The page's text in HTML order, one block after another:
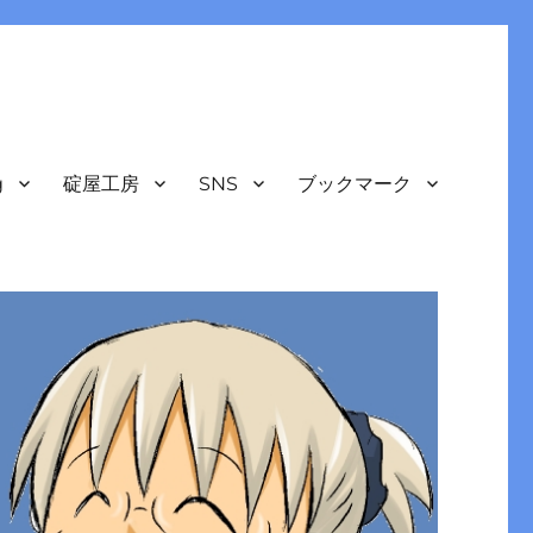
碇屋工房 SNS ブックマーク